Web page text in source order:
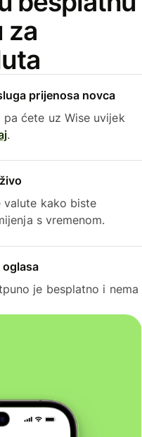
za
prijenosa novca
pa ćete uz Wise uvijek
.
valute kako biste
s vremenom.
je besplatno i nema